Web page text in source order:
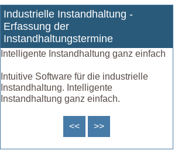
Industrielle Instandhaltung -
Erfassung der
Instandhaltungstermine
Intelligente Instandhaltung ganz einfach
Intuitive Software für die industrielle
Instandhaltung. Intelligente
Instandhaltung ganz einfach.
<< >>